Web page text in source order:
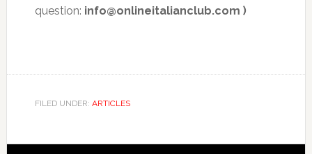
question: info@onlineitalianclub.com )
FILED UNDER: ARTICLES